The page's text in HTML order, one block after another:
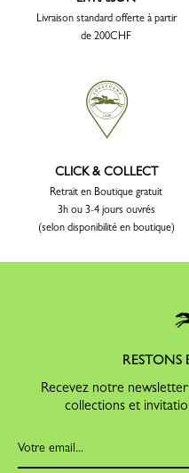
Livraison standard offerte à partir
de 200CHF
CLICK & COLLECT
Retrait en Boutique gratuit
3h ou 3-4 jours ouvrés
(selon disponibilité en boutique)
Recevez notre
collections et